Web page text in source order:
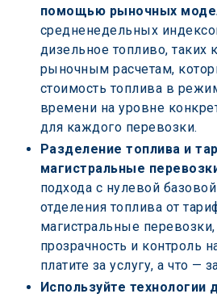
помощью рыночных
средненедельных
дизельное топливо, таких
рыночным расчетам,
стоимость топлива в
времени на уровне
для каждого перевозки.
Разделение топлива и
магистральные
подхода с нулевой
отделения топлива от
магистральные
прозрачность и контроль
платите за услугу, а что —
Используйте технологии